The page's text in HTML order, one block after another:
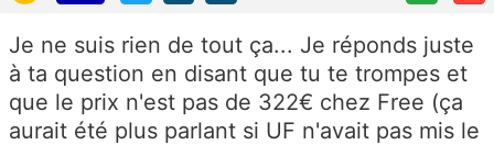
Je ne suis rien de tout ça... Je réponds juste
à ta question en disant que tu te trompes et
que le prix n'est pas de 322€ chez Free (ça
aurait été plus parlant si UF n'avait pas mis le